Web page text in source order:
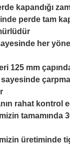
kapandığı
perde tam
her
125 mm
rahat kontrol
tamamında
üretiminde